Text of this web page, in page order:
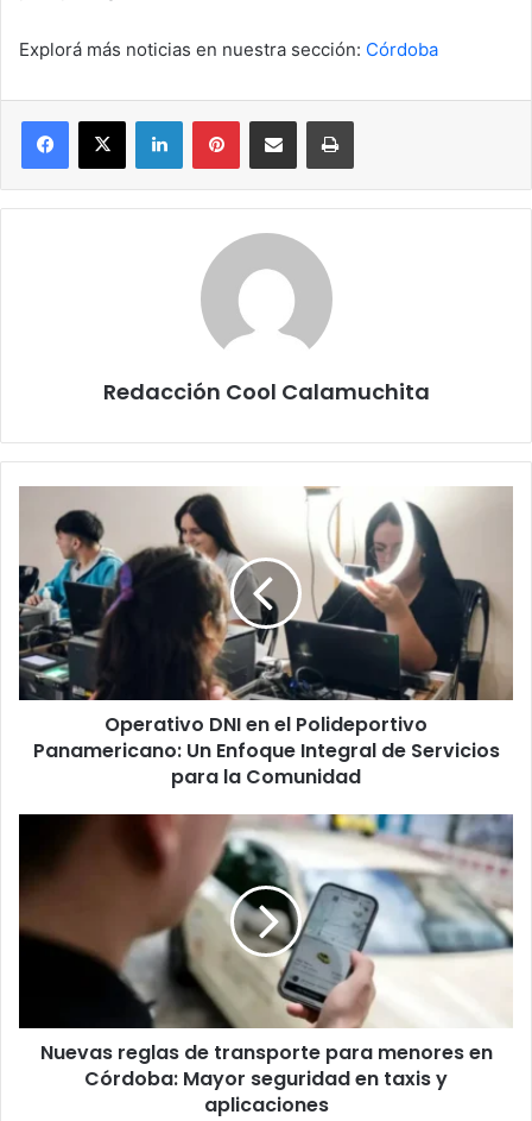
Explorá más noticias en nuestra sección: Córdoba
Facebook
X LinkedInPinterestCompartir por correo electrónicoImprimir
Redacción Cool Calamuchita
el
Polideportivo
Panamericano:
Un
Enfoque
Integral
Servicios
Operativo DNI en el Polideportivo
Panamericano: Un Enfoque Integral de Servicios
para la Comunidad
para
menores
Mayor
seguridad
Nuevas reglas de transporte para menores en
Córdoba: Mayor seguridad en taxis y
aplicaciones